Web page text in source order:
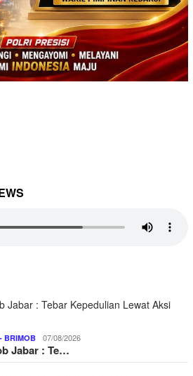
BRIMOB 07/08/2026
Jabar : Te…